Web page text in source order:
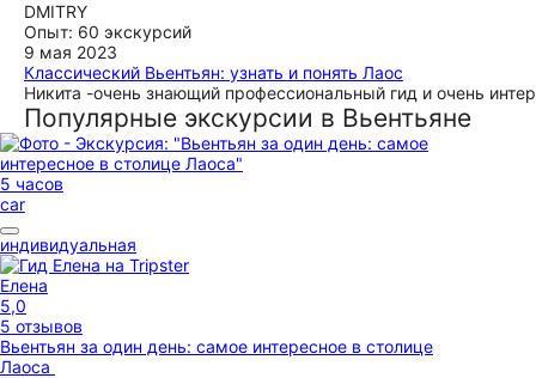
DMITRY
Опыт: 60 экскурсий
9 мая 2023
Классический Вьентьян: узнать и понять Лаос
Никита -очень знающий профессиональный гид и очень
Популярные экскурсии в Вьентьяне
5 часов
car
индивидуальная
Елена
5,0
5 отзывов
Вьентьян за один день: самое интересное в столице
Лаоса